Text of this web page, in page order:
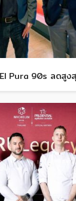
Pura 90s ลดสู